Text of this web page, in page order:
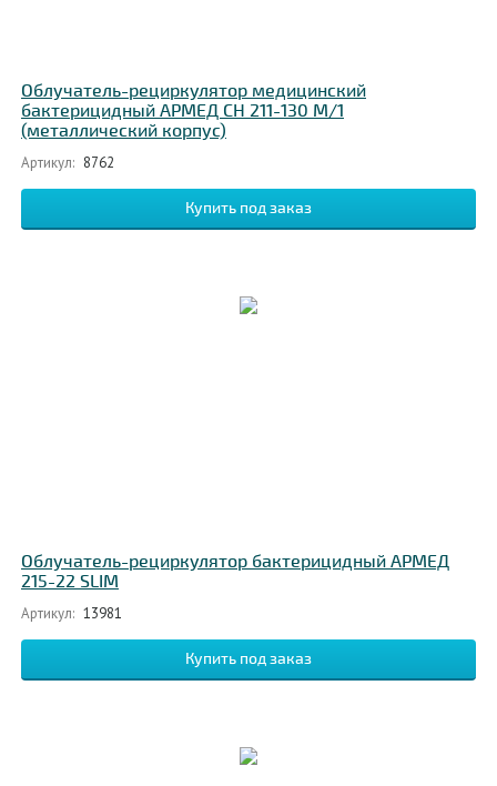
Облучатель-рециркулятор медицинский
бактерицидный АРМЕД CH 211-130 М/1
(металлический корпус)
Артикул: 8762
Облучатель-рециркулятор бактерицидный АРМЕД
215-22 SLIM
Артикул: 13981